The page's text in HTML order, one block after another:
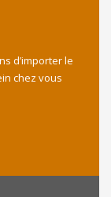
d’importer le
chez vous